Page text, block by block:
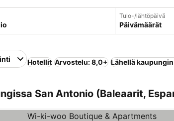
Tulo-/lähtöpäivä
Päivämäärät
Hotellit Arvostelu: 8,0+ Lähellä
San Antonio (Baleaarit,